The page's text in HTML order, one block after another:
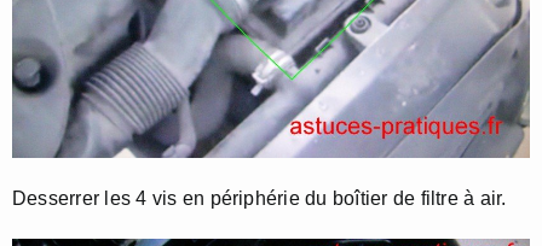
Desserrer les 4 vis en périphérie du boîtier de filtre à air.